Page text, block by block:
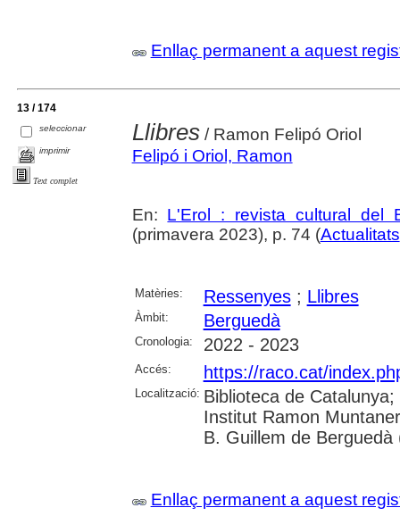
Enllaç permanent a aquest
13 / 174
seleccionar
imprimir
Text complet
Llibres/ Ramon Felipó Oriol
Felipó i Oriol, Ramon
En: L'Erol : revista cultural del
(primavera 2023), p. 74 (Actualitats
Matèries: Ressenyes; Llibres
Àmbit: Berguedà
Cronologia: 2022 - 2023
Accés: https://raco.cat/
Localització: Biblioteca de
Institut Ramon
B. Guillem de Berguedà
Enllaç permanent a aquest